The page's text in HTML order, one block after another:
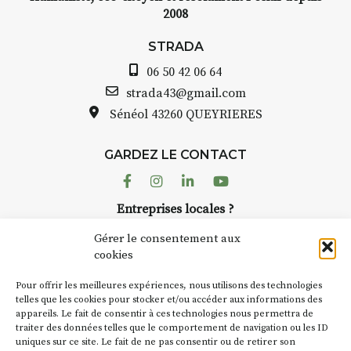
Gérer le consentement aux
cookies
Pour offrir les meilleures expériences, nous utilisons des technologies
telles que les cookies pour stocker et/ou accéder aux informations des
appareils. Le fait de consentir à ces technologies nous permettra de
traiter des données telles que le comportement de navigation ou les ID
uniques sur ce site. Le fait de ne pas consentir ou de retirer son
avez ouvert une galerie à
Auzon…
Bernard TURLE Le Fumoir n’est
pas une galerie permanente.
AuzonToujours organise
dans le village. Des artistes et
caves, les granges d’Auzon. Le
Fumoir est l’un de ces espaces
d’autres activités culturelles de
la Petite Cité de Caractère. Par
exemple, l’installationCochon
Charbons’inscrit comme en
2008
STRADA
06 50 42 06 64
strada43@gmail.com
Sénéol 43260 QUEYRIERES
GARDEZ LE CONTACT
FacebookInstagram
LinkedinYoutube
Entreprises locales ?
Suivez toute l'actu de Strada